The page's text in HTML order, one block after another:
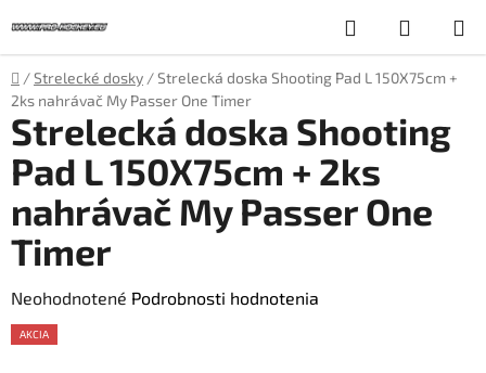
na
obsah
Hľadať
KOŠÍK
Domov
/Strelecké dosky /Strelecká doska Shooting Pad L 150X75cm +
2ks nahrávač My Passer One Timer
Strelecká doska Shooting
Pad L 150X75cm + 2ks
nahrávač My Passer One
Timer
Priemerné
hodnotenie
Neohodnotené Podrobnosti hodnotenia
AKCIA